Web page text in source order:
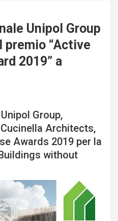
Unipol Group
“Active
2019” a
Group,
Architects,
Awards 2019 per la
without